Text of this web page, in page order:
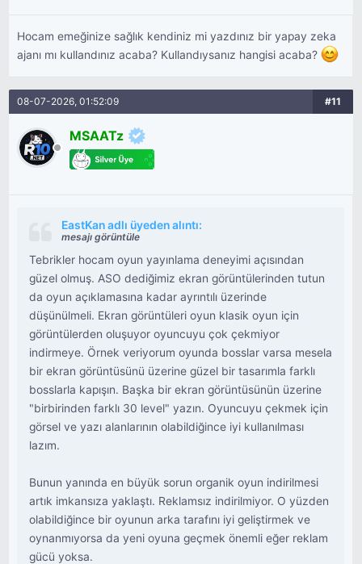
Hocam emeğinize sağlık kendiniz mi yazdınız bir yapay zeka
ajanı mı kullandınız acaba? Kullandıysanız hangisi acaba?
08-07-2026, 01:52:09 #11
MSAATz
EastKan adlı üyeden alıntı:
mesajı görüntüle
Tebrikler hocam oyun yayınlama deneyimi açısından
güzel olmuş. ASO dediğimiz ekran görüntülerinden tutun
da oyun açıklamasına kadar ayrıntılı üzerinde
düşünülmeli. Ekran görüntüleri oyun klasik oyun için
görüntülerden oluşuyor oyuncuyu çok çekmiyor
indirmeye. Örnek veriyorum oyunda bosslar varsa mesela
bir ekran görüntüsünü üzerine güzel bir tasarımla farklı
bosslarla kapışın. Başka bir ekran görüntüsünün üzerine
"birbirinden farklı 30 level" yazın. Oyuncuyu çekmek için
görsel ve yazı alanlarının olabildiğince iyi kullanılması
lazım.
Bunun yanında en büyük sorun organik oyun indirilmesi
artık imkansıza yaklaştı. Reklamsız indirilmiyor. O yüzden
olabildiğince bir oyunun arka tarafını iyi geliştirmek ve
oynanmıyorsa da yeni oyuna geçmek önemli eğer reklam
gücü yoksa.